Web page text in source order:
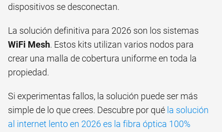
dispositivos se desconectan.
La solución definitiva para 2026 son los sistemas
WiFi Mesh. Estos kits utilizan varios nodos para
crear una malla de cobertura uniforme en toda la
propiedad.
Si experimentas fallos, la solución puede ser más
simple de lo que crees. Descubre por qué la solución
al internet lento en 2026 es la fibra óptica 100%